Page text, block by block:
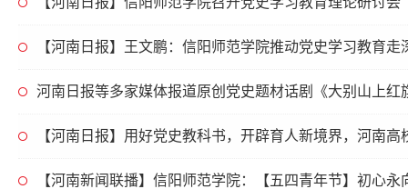
【河南日报】王文鹏：信阳师范学院推动党史学习教育走
河南日报等多家媒体报道原创党史题材话剧《大别山上红
【河南日报】用好党史教科书，开辟育人新境界，河南
【河南新闻联播】信阳师范学院：【五四青年节】初心永